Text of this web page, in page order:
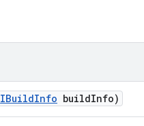
IBuildInfo buildInfo)